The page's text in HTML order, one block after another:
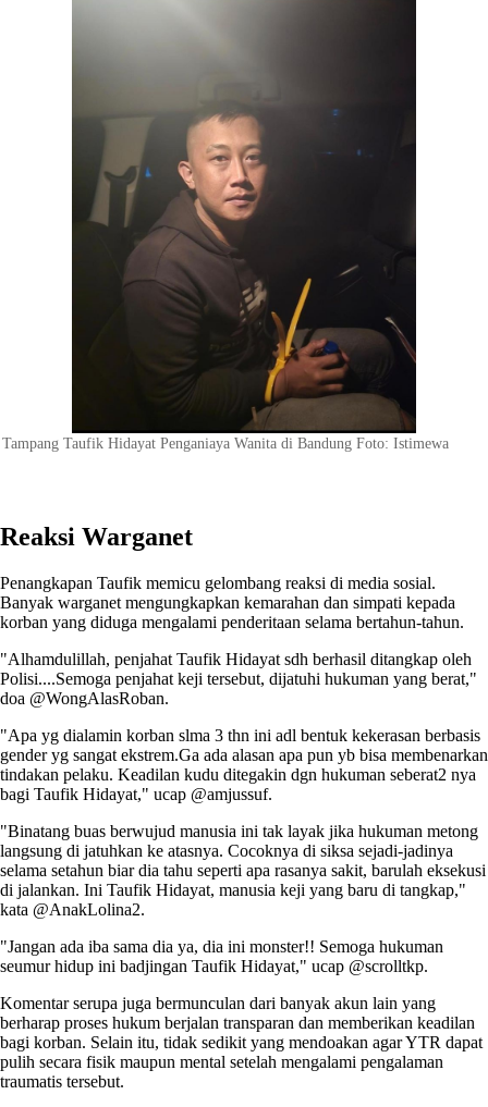
Tampang Taufik Hidayat Penganiaya Wanita di Bandung Foto: Istimewa
Reaksi Warganet
Penangkapan Taufik memicu gelombang reaksi di media sosial.
Banyak warganet mengungkapkan kemarahan dan simpati kepada
korban yang diduga mengalami penderitaan selama bertahun-tahun.
"Alhamdulillah, penjahat Taufik Hidayat sdh berhasil ditangkap oleh
Polisi....Semoga penjahat keji tersebut, dijatuhi hukuman yang berat,"
doa @WongAlasRoban.
"Apa yg dialamin korban slma 3 thn ini adl bentuk kekerasan berbasis
gender yg sangat ekstrem.Ga ada alasan apa pun yb bisa membenarkan
tindakan pelaku. Keadilan kudu ditegakin dgn hukuman seberat2 nya
bagi Taufik Hidayat," ucap @amjussuf.
"Binatang buas berwujud manusia ini tak layak jika hukuman metong
langsung di jatuhkan ke atasnya. Cocoknya di siksa sejadi-jadinya
selama setahun biar dia tahu seperti apa rasanya sakit, barulah eksekusi
di jalankan. Ini Taufik Hidayat, manusia keji yang baru di tangkap,"
kata @AnakLolina2.
"Jangan ada iba sama dia ya, dia ini monster!! Semoga hukuman
seumur hidup ini badjingan Taufik Hidayat," ucap @scrolltkp.
Komentar serupa juga bermunculan dari banyak akun lain yang
berharap proses hukum berjalan transparan dan memberikan keadilan
bagi korban. Selain itu, tidak sedikit yang mendoakan agar YTR dapat
pulih secara fisik maupun mental setelah mengalami pengalaman
traumatis tersebut.